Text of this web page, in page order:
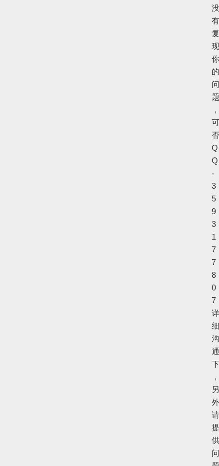
没
有
复
现
你
的
问
题
，
可
否
Q
Q
-
3
5
9
3
1
7
7
8
0
7
详
细
沟
通
下
，
另
外
请
提
供
问